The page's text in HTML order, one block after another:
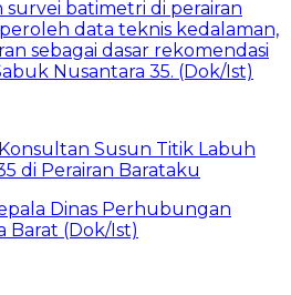
Susun Titik Labuh
di Perairan Barataku